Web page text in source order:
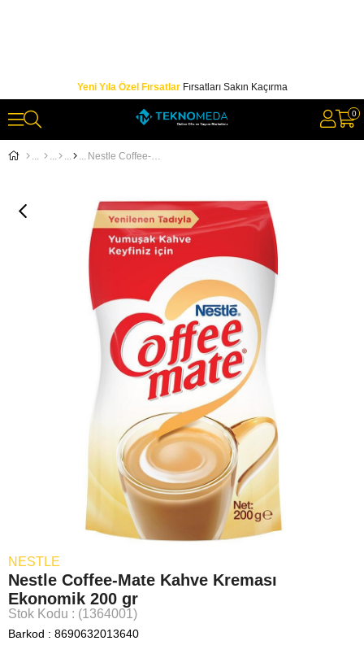
Yeni Yıla Özel FırsatlarFırsatları Sakın Kaçırma
0
Nestle Coffee-Mate Kahve Kreması Ekonomik 200 gr
NESTLE
Nestle Coffee-Mate Kahve Kreması
Ekonomik 200 gr
Stok Kodu (1364001)
Barkod : 8690632013640